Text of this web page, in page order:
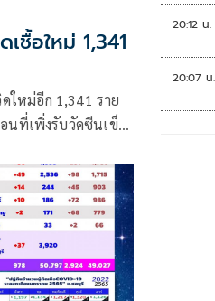
ชื้อใหม่ 1,341
ใหม่อีก 1,341 ราย
นที่เพิ่งรับวัคซีนเข็ม
20:12 น.
20:07 น.